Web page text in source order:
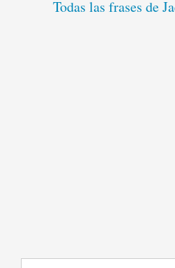
Todas las frases de